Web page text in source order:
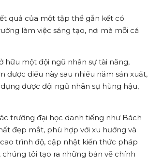
quả của một tập thể gắn kết có
làm việc sáng tạo, nơi mà mỗi cá
hữu một đội ngũ nhân sự tài năng,
điều này sau nhiều năm sản xuất,
được đội ngũ nhân sự hùng hậu,
trường đại học danh tiếng như Bách
đẹp mắt, phù hợp với xu hướng và
trình độ, cập nhật kiến thức pháp
tôi tạo ra những bản vẽ chính